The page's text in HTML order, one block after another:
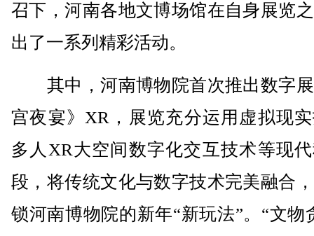
召下，河南各地文博场馆在自身展览
出了一系列精彩活动。
其中，河南博物院首次推出数字
宫夜宴》XR，展览充分运用虚拟现
多人XR大空间数字化交互技术等现
段，将传统文化与数字技术完美融合
锁河南博物院的新年“新玩法”。“文物